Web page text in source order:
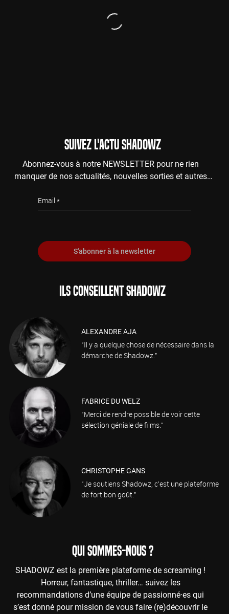
SUIVEZ L'ACTU SHADOWZ
Abonnez-vous à notre NEWSLETTER pour ne rien
manquer de nos actualités, nouvelles sorties et autres
Email
S'abonner à la newsletter
ILS CONSEILLENT SHADOWZ
ALEXANDRE AJA
"Il y a quelque chose de nécessaire dans la
démarche de Shadowz."
FABRICE DU WELZ
"Merci de rendre possible de voir cette
sélection géniale de films."
CHRISTOPHE GANS
"Je soutiens Shadowz, c'est une plateforme
de fort bon goût."
QUI SOMMES-NOUS ?
SHADOWZ est la première plateforme de screaming !
Horreur, fantastique, thriller… suivez les
recommandations d’une équipe de passionné·es qui
s’est donné pour mission de vous faire (re)découvrir le